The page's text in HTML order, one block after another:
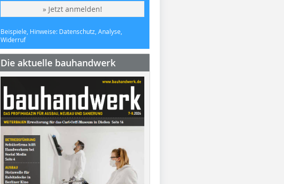
» Jetzt anmelden!
Beispiele, Hinweise: Datenschutz, Analyse,
Widerruf
Die aktuelle bauhandwerk